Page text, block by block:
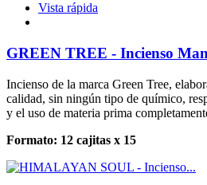
Vista rápida
GREEN TREE - Incienso
Incienso de la marca Green Tree,
calidad, sin ningún tipo de químico,
y el uso de materia prima
Formato: 12 cajitas x 15